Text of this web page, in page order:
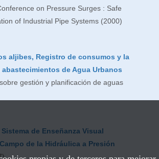
on Pressure Surges : Safe
of Industrial Pipe Systems (2000)
aljibes, Registro de consumos y la
de Agua Urbanos
gestión y planificación de aguas
de Enseñanza Visual
de la Hidráulica a Presión